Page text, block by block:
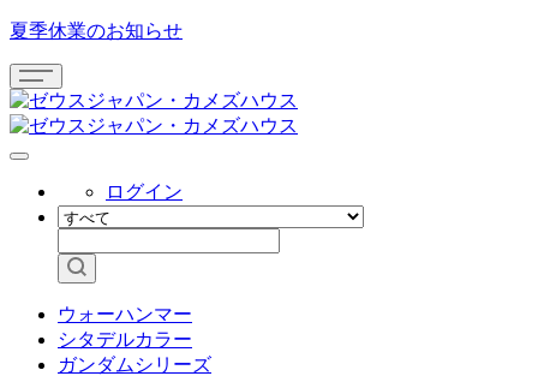
夏季休業のお知らせ
ログイン
ウォーハンマー
シタデルカラー
ガンダムシリーズ